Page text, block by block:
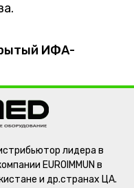
ИФА-
лидера в
EUROIMMUN в
и др.странах ЦА.